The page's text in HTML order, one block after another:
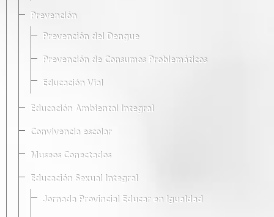
Prevención
Prevención del Dengue
Prevención de Consumos Problemáticos
Educación Vial
Educación Ambiental Integral
Convivencia escolar
Museos Conectados
Educación Sexual Integral
Jornada Provincial Educar en Igualdad